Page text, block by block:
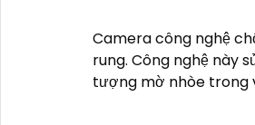
Camera Báo Động
Camera công nghệ
rung. Công nghệ này
tượng mờ nhòe trong